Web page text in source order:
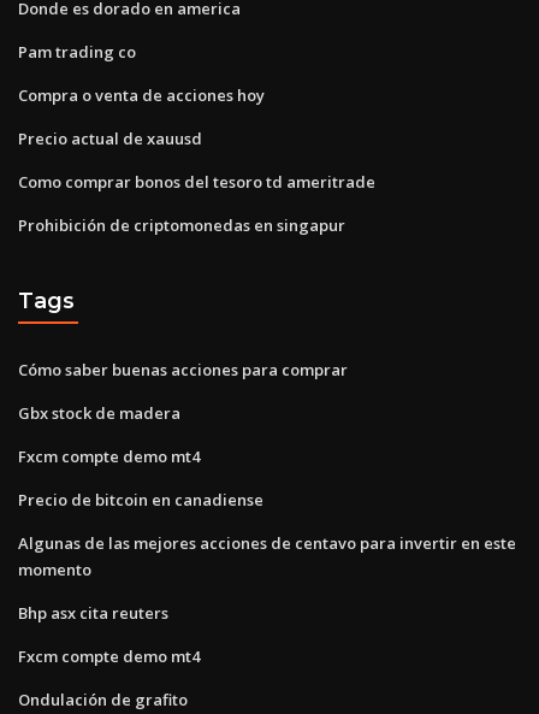
Donde es dorado en america
Pam trading co
Compra o venta de acciones hoy
Precio actual de xauusd
Como comprar bonos del tesoro td ameritrade
Prohibición de criptomonedas en singapur
Tags
Cómo saber buenas acciones para comprar
Gbx stock de madera
Fxcm compte demo mt4
Precio de bitcoin en canadiense
Algunas de las mejores acciones de centavo para invertir en este
momento
Bhp asx cita reuters
Fxcm compte demo mt4
Ondulación de grafito